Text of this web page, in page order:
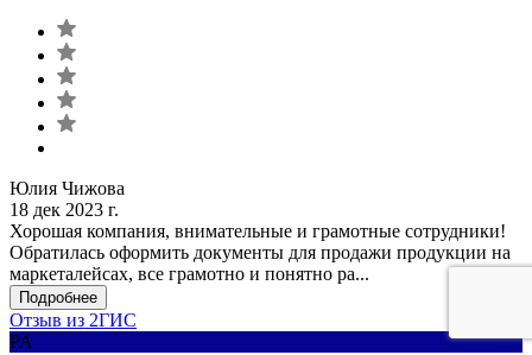
Юлия Чижова
18 дек 2023 г.
Хорошая компания, внимательные и грамотные сотрудники!
Обратилась оформить документы для продажи продукции на
маркеталейсах, все грамотно и понятно ра...
Подробнее
Отзыв из 2ГИС
PA